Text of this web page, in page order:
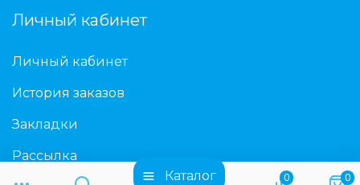
Каталог 0 0
Личный кабинет
Личный кабинет
История заказов
Закладки
Рассылка